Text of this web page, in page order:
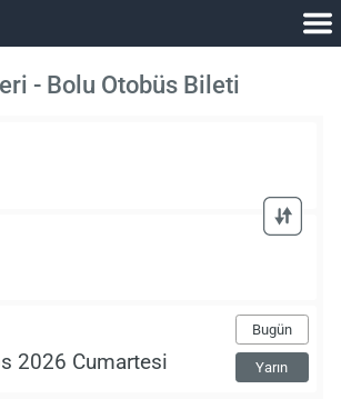
- Bolu Otobüs Bileti
Bugün
Yarın